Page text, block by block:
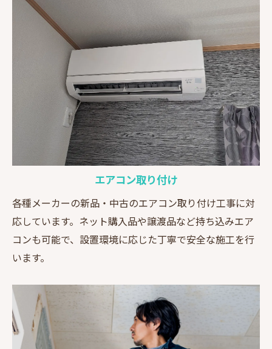
エアコン取り付け
各種メーカーの新品・中古のエアコン取り付け工事に対
応しています。ネット購入品や譲渡品など持ち込みエア
コンも可能で、設置環境に応じた丁寧で安全な施工を行
います。